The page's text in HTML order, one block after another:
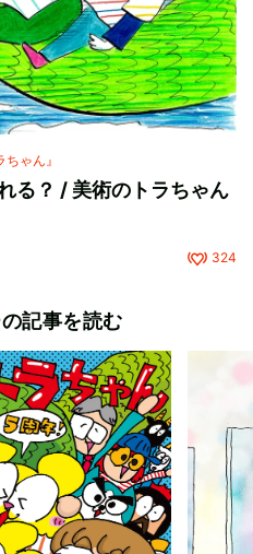
ゃん』
る？ / 美術のトラちゃん
324
記事を読む